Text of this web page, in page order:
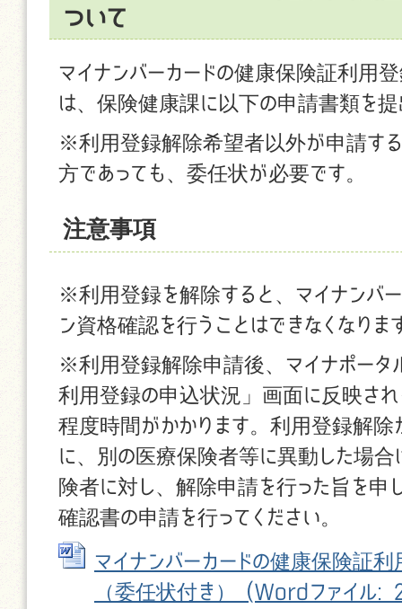
ついて
マイナンバーカードの健康保険証利用
は、保険健康課に以下の申請書類を提
※利用登録解除希望者以外が申請す
方であっても、委任状が必要です。
注意事項
※利用登録を解除すると、マイナンバー
ン資格確認を行うことはできなくなりま
※利用登録解除申請後、マイナポータ
利用登録の申込状況」画面に反映され
程度時間がかかります。利用登録解除
に、別の医療保険者等に異動した場
険者に対し、解除申請を行った旨を申
確認書の申請を行ってください。
マイナンバーカードの健康保険証
（委任状付き） (Wordファイル: